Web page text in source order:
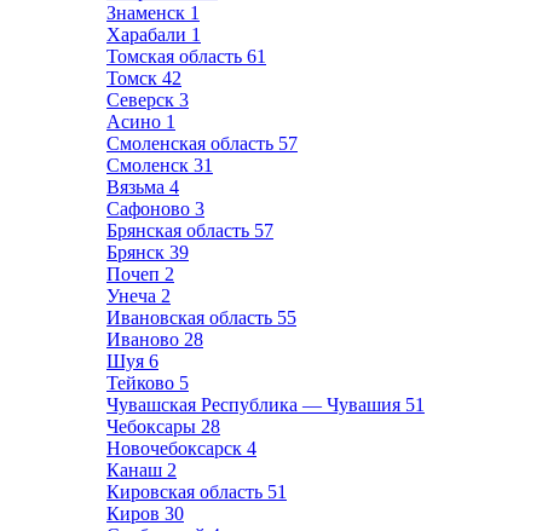
Знаменск 1
Харабали 1
Томская область 61
Томск 42
Северск 3
Асино 1
Смоленская область 57
Смоленск 31
Вязьма 4
Сафоново 3
Брянская область 57
Брянск 39
Почеп 2
Унеча 2
Ивановская область 55
Иваново 28
Шуя 6
Тейково 5
Чувашская Республика — Чувашия 51
Чебоксары 28
Новочебоксарск 4
Канаш 2
Кировская область 51
Киров 30